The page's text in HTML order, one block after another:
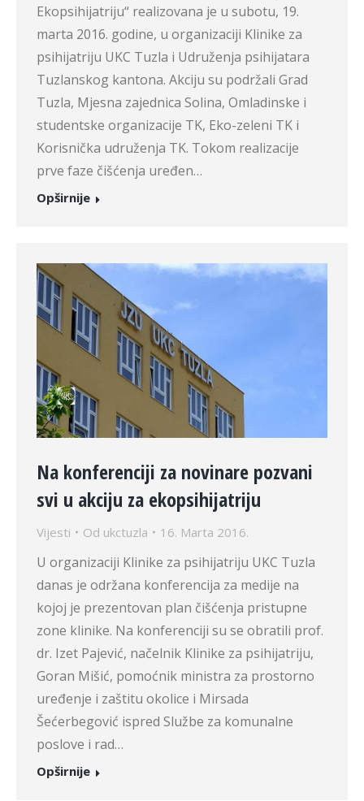
Ekopsihijatriju“ realizovana je u subotu, 19.
marta 2016. godine, u organizaciji Klinike za
psihijatriju UKC Tuzla i Udruženja psihijatara
Tuzlanskog kantona. Akciju su podržali Grad
Tuzla, Mjesna zajednica Solina, Omladinske i
studentske organizacije TK, Eko-zeleni TK i
Korisnička udruženja TK. Tokom realizacije
prve faze čišćenja uređen…
Opširnije
Na konferenciji za novinare pozvani
svi u akciju za ekopsihijatriju
Vijesti Od ukctuzla 16. Marta 2016.
U organizaciji Klinike za psihijatriju UKC Tuzla
danas je održana konferencija za medije na
kojoj je prezentovan plan čišćenja pristupne
zone klinike. Na konferenciji su se obratili prof.
dr. Izet Pajević, načelnik Klinike za psihijatriju,
Goran Mišić, pomoćnik ministra za prostorno
uređenje i zaštitu okolice i Mirsada
Šećerbegović ispred Službe za komunalne
poslove i rad…
Opširnije